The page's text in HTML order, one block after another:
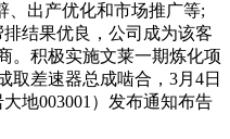
、出产优化和市场推广等;
结果优良，公司成为该客
。积极实施文莱一期炼化项
取差速器总成啮合，3月4日
地003001）发布通知布告